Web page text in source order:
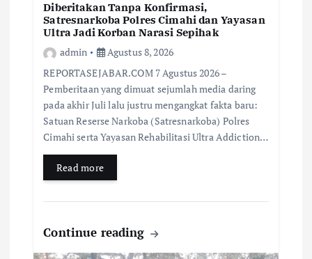
Diberitakan Tanpa Konfirmasi,
Satresnarkoba Polres Cimahi dan Yayasan
Ultra Jadi Korban Narasi Sepihak
admin
Agustus 8, 2026
REPORTASEJABAR.COM 7 Agustus 2026 –
Pemberitaan yang dimuat sejumlah media daring
pada akhir Juli lalu justru mengangkat fakta baru:
Satuan Reserse Narkoba (Satresnarkoba) Polres
Cimahi serta Yayasan Rehabilitasi Ultra Addiction…
Read more
Continue reading